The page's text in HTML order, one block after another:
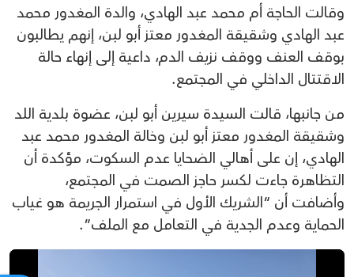
وقالت الحاجة أم محمد عبد الهادي، والدة المغدور محمد
عبد الهادي وشقيقة المغدور معتز أبو لبن، إنهم يطالبون
بوقف العنف ووقف نزيف الدم، داعية إلى إنهاء حالة
الاقتتال الداخلي في المجتمع.
من جانبها، قالت السيدة سيرين أبو لبن، عضوة بلدية اللد
وشقيقة المغدور معتز أبو لبن وخالة المغدور محمد عبد
الهادي، إن على أهالي الضحايا عدم السكوت، مؤكدة أن
التظاهرة جاءت لكسر حاجز الصمت في المجتمع،
وأضافت أن “الشريك الأول في استمرار الجريمة هو غياب
الحماية وعدم الجدية في التعامل مع الملف”.